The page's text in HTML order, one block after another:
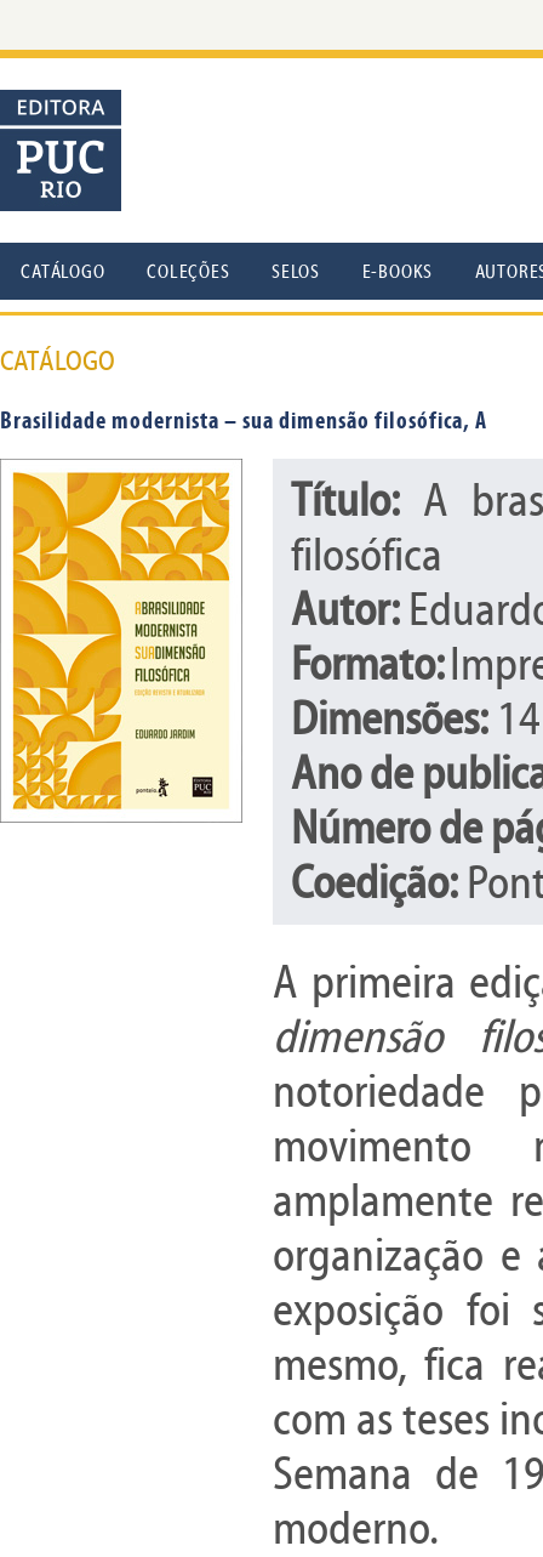
CATÁLOGO COLEÇÕES SELOS E-BOOKS
CATÁLOGO
Brasilidade modernista – sua dimensão filosófica, A
Título: A
filosófica
Autor:
Formato:
Dimensões:
Ano de
Número de
Coedição:
A primeira
dimensão
notoriedade
movimento
amplamente
organização
exposição foi
mesmo, fica
com as teses
Semana de
moderno.